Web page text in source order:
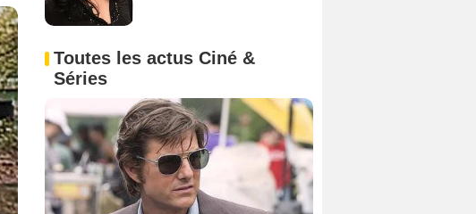
Toutes les actus Ciné &
Séries